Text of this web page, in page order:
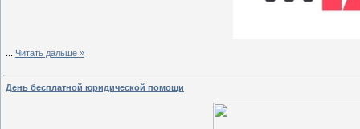
Читать дальше »
День бесплатной юридической помощи